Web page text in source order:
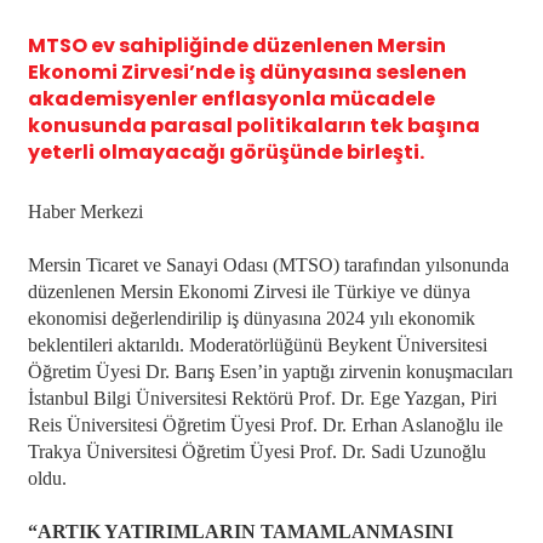
MTSO ev sahipliğinde düzenlenen Mersin
Ekonomi Zirvesi’nde iş dünyasına seslenen
akademisyenler enflasyonla mücadele
konusunda parasal politikaların tek başına
yeterli olmayacağı görüşünde birleşti.
Haber Merkezi
Mersin Ticaret ve Sanayi Odası (MTSO) tarafından yılsonunda
düzenlenen Mersin Ekonomi Zirvesi ile Türkiye ve dünya
ekonomisi değerlendirilip iş dünyasına 2024 yılı ekonomik
beklentileri aktarıldı. Moderatörlüğünü Beykent Üniversitesi
Öğretim Üyesi Dr. Barış Esen’in yaptığı zirvenin konuşmacıları
İstanbul Bilgi Üniversitesi Rektörü Prof. Dr. Ege Yazgan, Piri
Reis Üniversitesi Öğretim Üyesi Prof. Dr. Erhan Aslanoğlu ile
Trakya Üniversitesi Öğretim Üyesi Prof. Dr. Sadi Uzunoğlu
oldu.
“ARTIK YATIRIMLARIN TAMAMLANMASINI